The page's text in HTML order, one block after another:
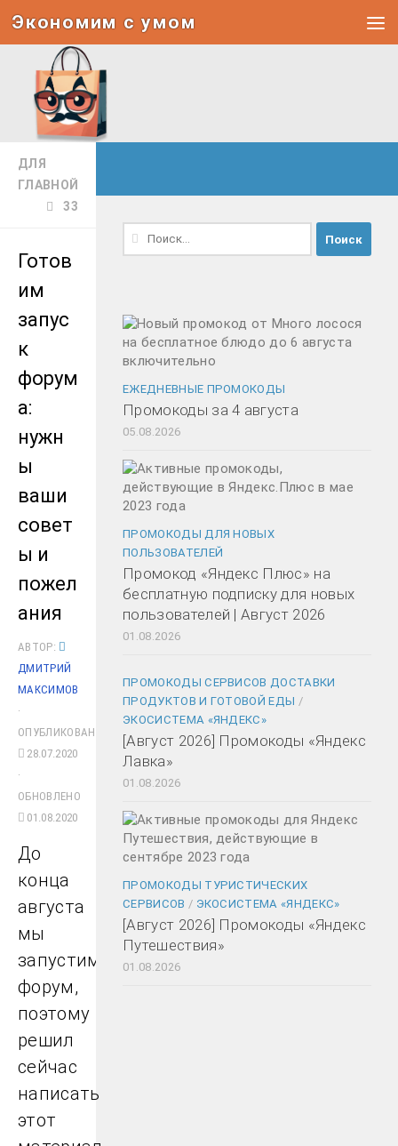
Под записью
Экономим с умом
ДЛЯ
ГЛАВНОЙ
33
Готов
им
запус
к
форум
а:
нужн
ы
ваши
совет
ы и
пожел
ания
АВТОР:
ДМИТРИЙ
МАКСИМОВ
·
ОПУБЛИКОВАНО
28.07.2020
·
ОБНОВЛЕНО
01.08.2020
До
конца
августа
мы
запустим
форум,
поэтому
решил
сейчас
написать
этот
Найти:
ЕЖЕДНЕВНЫЕ ПРОМОКОДЫ
Промокоды за 4 августа
05.08.2026
ПРОМОКОДЫ ДЛЯ НОВЫХ
ПОЛЬЗОВАТЕЛЕЙ
Промокод «Яндекс Плюс» на
бесплатную подписку для новых
пользователей | Август 2026
01.08.2026
ПРОМОКОДЫ СЕРВИСОВ ДОСТАВКИ
ПРОДУКТОВ И ГОТОВОЙ ЕДЫ /
ЭКОСИСТЕМА «ЯНДЕКС»
[Август 2026] Промокоды «Яндекс
Лавка»
01.08.2026
ПРОМОКОДЫ ТУРИСТИЧЕСКИХ
СЕРВИСОВ / ЭКОСИСТЕМА «ЯНДЕКС»
[Август 2026] Промокоды «Яндекс
Путешествия»
01.08.2026